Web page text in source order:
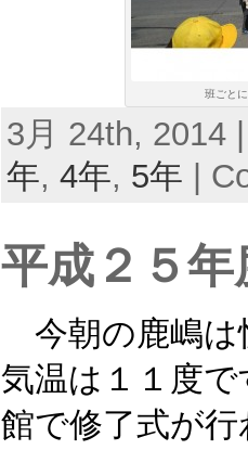
班ごと
3月 24th, 2014
年, 4年, 5年 |
平成２５
今朝の鹿嶋は
気温は１１度
館で修了式が